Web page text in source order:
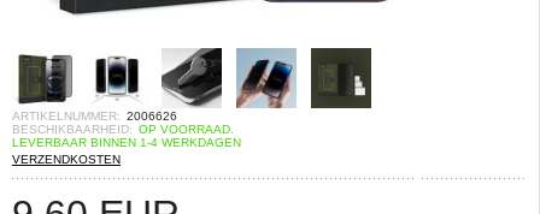
ARTIKELNUMMER: 2006626
BESCHIKBAARHEID: OP VOORRAAD.
LEVERBAAR BINNEN 1-4 WERKDAGEN
VERZENDKOSTEN